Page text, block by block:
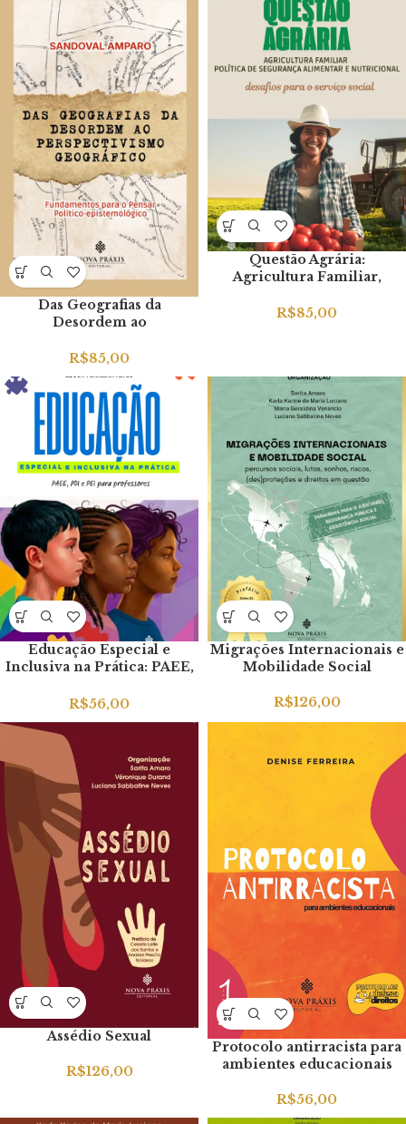
Das Geografias da
Desordem ao
Fundamentos para o Pensar
Político-epistemológico
R$85,00
Questão Agrária:
Agricultura Familiar,
Alimentar e Nutricional –
R$85,00
Educação Especial e
Inclusiva na Prática: PAEE,
R$56,00
Migrações Internacionais e
Mobilidade Social
R$126,00
Assédio Sexual
R$126,00
Protocolo antirracista para
ambientes educacionais
R$56,00